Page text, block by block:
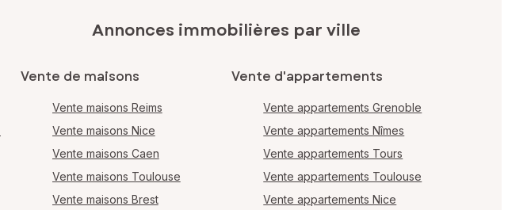
Annonces immobilières par ville
Vente de maisons
Vente maisons Reims
Vente maisons Nice
Vente maisons Caen
Vente maisons Toulouse
Vente maisons Brest
Vente d'appartements
Vente appartements Grenoble
Vente appartements Nîmes
Vente appartements Tours
Vente appartements Toulouse
Vente appartements Nice